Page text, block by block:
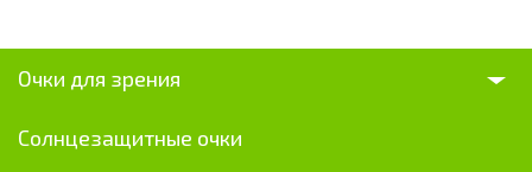
Очки для зрения
Солнцезащитные очки